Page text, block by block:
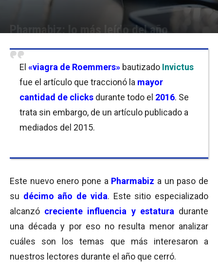
Pharmabiz: lo más leído del año
El «viagra de Roemmers» bautizado Invictus
fue el artículo que traccionó la mayor
cantidad de clicks durante todo el 2016. Se
trata sin embargo, de un artículo publicado a
mediados del 2015.
Este nuevo enero pone a Pharmabiz a un paso de
su décimo año de vida. Este sitio especializado
alcanzó creciente influencia y estatura durante
una década y por eso no resulta menor analizar
cuáles son los temas que más interesaron a
nuestros lectores durante el año que cerró.